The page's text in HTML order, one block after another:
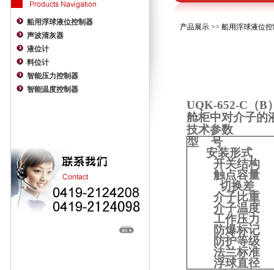
船用浮球液位控制器
声波清灰器
液位计
料位计
智能压力控制器
智能温度控制器
产品展示>> 船用浮球液位
UQK-652-C （B
舱柜中对介子的
技术参数
型
号
安装形式
开关结构
触点容量
切换差
介子比重
介子温度
工作压力
防爆标记
防护等级
法兰标准
浮球直径